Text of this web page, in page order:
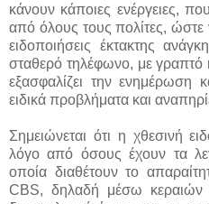
κάνουν κάποιες ενέργειες,
από όλους τους πολίτες, ώστε
ειδοποιήσεις έκτακτης
σταθερό τηλέφωνο, με γραπτό
εξασφαλίζει την
ειδικά προβλήματα και
Σημειώνεται ότι η χθεσινή
λόγο από όσους έχουν τα
οποία διαθέτουν το
CBS, δηλαδή μέσω κεραιών